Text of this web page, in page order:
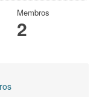
Membros
2